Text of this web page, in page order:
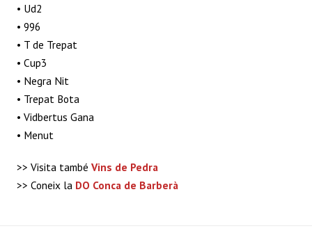
• Ud2
• 996
• T de Trepat
• Cup3
• Negra Nit
• Trepat Bota
• Vidbertus Gana
• Menut
>> Visita també Vins de Pedra
>> Coneix la DO Conca de Barberà